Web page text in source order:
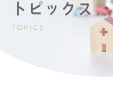
トピックス
TOPICS